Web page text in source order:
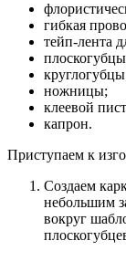
гибкая
тейп-лента
ножницы;
клеевой
капрон.
Приступаем к
Создаем
небольшим
вокруг